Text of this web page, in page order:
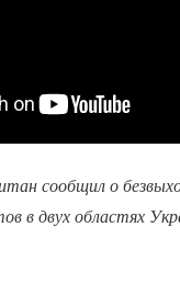
сообщил о
в двух областях